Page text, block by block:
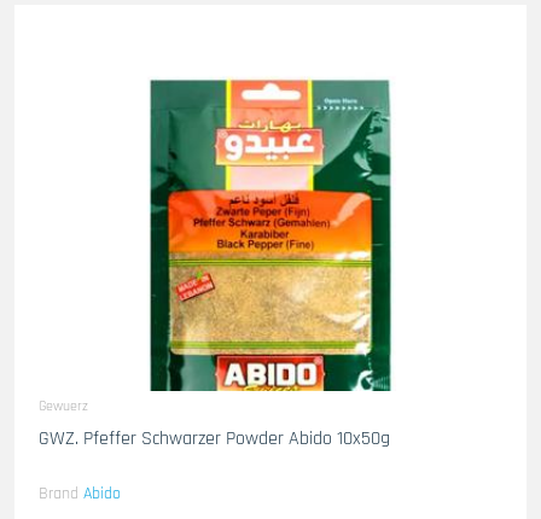
Gewuerz
GWZ. Pfeffer Schwarzer Powder Abido 10x50g
Brand Abido